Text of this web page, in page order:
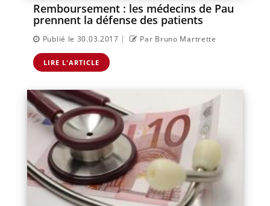
Remboursement : les médecins de Pau
prennent la défense des patients
Publié le 30.03.2017 | Par Bruno Martrette
LIRE L'ARTICLE